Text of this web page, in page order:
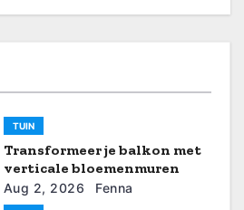
TUIN
Transformeer je balkon met
verticale bloemenmuren
Aug 2, 2026 Fenna